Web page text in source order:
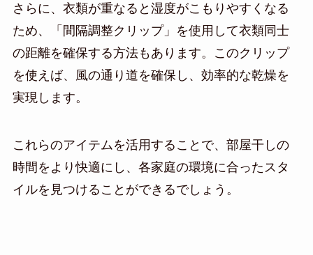
さらに、衣類が重なると湿度がこもりやすくなる
ため、「間隔調整クリップ」を使用して衣類同士
の距離を確保する方法もあります。このクリップ
を使えば、風の通り道を確保し、効率的な乾燥を
実現します。
これらのアイテムを活用することで、部屋干しの
時間をより快適にし、各家庭の環境に合ったスタ
イルを見つけることができるでしょう。